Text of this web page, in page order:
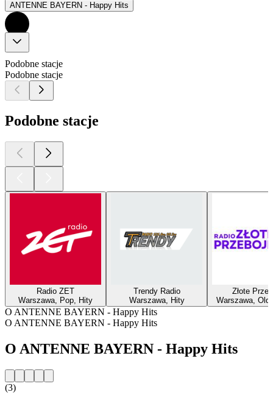
ANTENNE BAYERN - Happy Hits
Podobne stacje
Podobne stacje
Podobne stacje
Radio ZET
Warszawa, Pop, Hity
Trendy Radio
Warszawa, Hity
Złote
Warszawa,
O ANTENNE BAYERN - Happy Hits
O ANTENNE BAYERN - Happy Hits
O ANTENNE BAYERN - Happy Hits
(3)